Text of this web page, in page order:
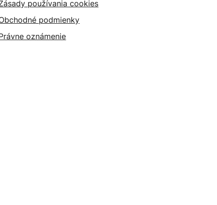
používania cookies
podmienky
oznámenie